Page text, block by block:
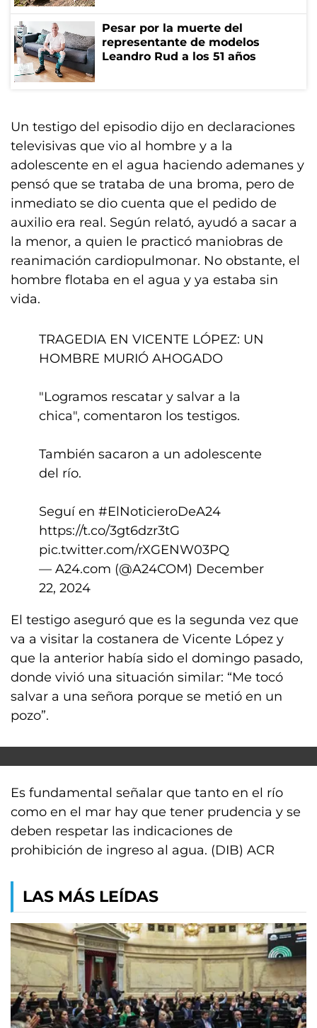
Pesar por la muerte del
representante de modelos
Leandro Rud a los 51 años
Un testigo del episodio dijo en declaraciones
televisivas que vio al hombre y a la
adolescente en el agua haciendo ademanes y
pensó que se trataba de una broma, pero de
inmediato se dio cuenta que el pedido de
auxilio era real. Según relató, ayudó a sacar a
la menor, a quien le practicó maniobras de
reanimación cardiopulmonar. No obstante, el
hombre flotaba en el agua y ya estaba sin
vida.
TRAGEDIA EN VICENTE LÓPEZ: UN
HOMBRE MURIÓ AHOGADO
"Logramos rescatar y salvar a la
chica", comentaron los testigos.
También sacaron a un adolescente
del río.
Seguí en #ElNoticieroDeA24
https://t.co/3gt6dzr3tG
pic.twitter.com/rXGENW03PQ
— A24.com (@A24COM) December
22, 2024
El testigo aseguró que es la segunda vez que
va a visitar la costanera de Vicente López y
que la anterior había sido el domingo pasado,
donde vivió una situación similar: “Me tocó
salvar a una señora porque se metió en un
pozo”.
Es fundamental señalar que tanto en el río
como en el mar hay que tener prudencia y se
deben respetar las indicaciones de
prohibición de ingreso al agua. (DIB) ACR
LAS MÁS LEÍDAS